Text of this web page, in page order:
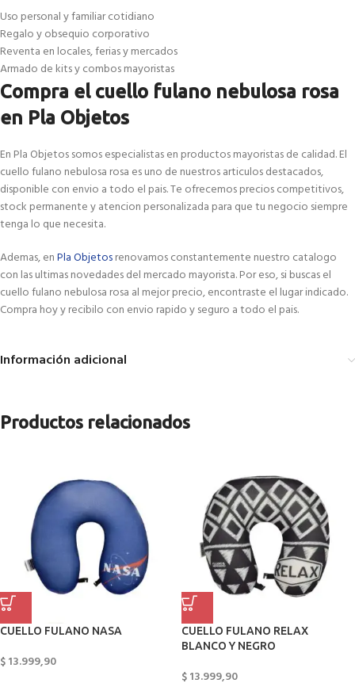
Uso personal y familiar cotidiano
Regalo y obsequio corporativo
Reventa en locales, ferias y mercados
Armado de kits y combos mayoristas
Compra el cuello fulano nebulosa rosa
en Pla Objetos
En Pla Objetos somos especialistas en productos mayoristas de calidad. El
cuello fulano nebulosa rosa es uno de nuestros articulos destacados,
disponible con envio a todo el pais. Te ofrecemos precios competitivos,
stock permanente y atencion personalizada para que tu negocio siempre
tenga lo que necesita.
Ademas, enPla Objetosrenovamos constantemente nuestro catalogo
con las ultimas novedades del mercado mayorista. Por eso, si buscas el
cuello fulano nebulosa rosa al mejor precio, encontraste el lugar indicado.
Compra hoy y recibilo con envio rapido y seguro a todo el pais.
Información adicional
Productos relacionados
CUELLO FULANO NASA
$13.999,90
CUELLO FULANO RELAX
BLANCO Y NEGRO
$13.999,90